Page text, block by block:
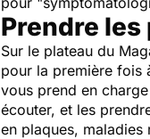
Prendre
Sur le plateau du
pour la première fois
vous prend en
écouter, et les
en plaques,